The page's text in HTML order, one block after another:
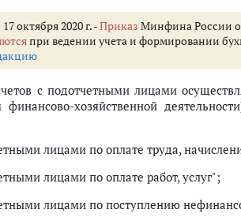
октября 2020 г. -Приказ Минфина России
при ведении учета и формировании
с подотчетными лицами
хозяйственной
лицами по оплате труда,
лицами по оплате работ, услуг";
лицами по поступлению